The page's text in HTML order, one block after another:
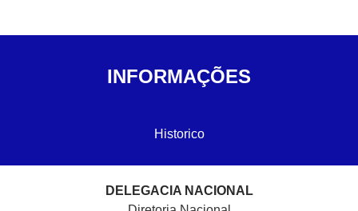
INFORMAÇÕES
Historico
DELEGACIA NACIONAL